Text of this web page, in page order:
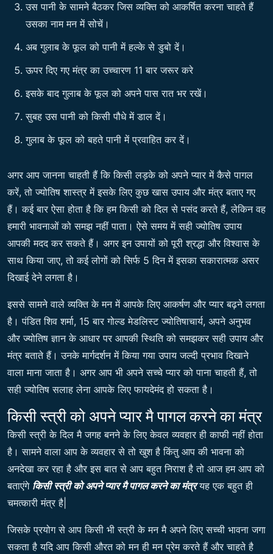
उस पानी के सामने बैठकर जिस व्यक्ति को आकर्षित करना चाहते हैं
उसका नाम मन में सोचें।
अब गुलाब के फूल को पानी में हल्के से डुबो दें।
ऊपर दिए गए मंत्र का उच्चारण 11 बार जरूर करे
इसके बाद गुलाब के फूल को अपने पास रात भर रखें।
सुबह उस पानी को किसी पौधे में डाल दें।
गुलाब के फूल को बहते पानी में प्रवाहित कर दें।
अगर आप जानना चाहती हैं कि किसी लड़के को अपने प्यार में कैसे पागल
करें, तो ज्योतिष शास्त्र में इसके लिए कुछ खास उपाय और मंत्र बताए गए
हैं। कई बार ऐसा होता है कि हम किसी को दिल से पसंद करते हैं, लेकिन वह
हमारी भावनाओं को समझ नहीं पाता। ऐसे समय में सही ज्योतिष उपाय
आपकी मदद कर सकते हैं। अगर इन उपायों को पूरी श्रद्धा और विश्वास के
साथ किया जाए, तो कई लोगों को सिर्फ 5 दिन में इसका सकारात्मक असर
दिखाई देने लगता है।
इससे सामने वाले व्यक्ति के मन में आपके लिए आकर्षण और प्यार बढ़ने लगता
है। पंडित शिव शर्मा, 15 बार गोल्ड मेडलिस्ट ज्योतिषाचार्य, अपने अनुभव
और ज्योतिष ज्ञान के आधार पर आपकी स्थिति को समझकर सही उपाय और
मंत्र बताते हैं। उनके मार्गदर्शन में किया गया उपाय जल्दी प्रभाव दिखाने
वाला माना जाता है। अगर आप भी अपने सच्चे प्यार को पाना चाहती हैं, तो
सही ज्योतिष सलाह लेना आपके लिए फायदेमंद हो सकता है।
किसी स्त्री को अपने प्यार मै पागल करने का मंत्र
किसी स्त्री के दिल मै जगह बनने के लिए केवल व्यवहार ही काफी नहीं होता
है। सामने वाला आप के व्यवहार से तो खुश है किंतु आप की भावना को
अनदेखा कर रहा है और इस बात से आप बहुत निराश है तो आज हम आप को
बताएंगे किसी स्त्री को अपने प्यार मै पागल करने का मंत्रयह एक बहुत ही
चमत्कारी मंत्र है|
जिसके प्रयोग से आप किसी भी स्त्री के मन मै अपने लिए सच्ची भावना जगा
सकता है यदि आप किसी औरत को मन ही मन प्रेम करते हैं और चाहते है